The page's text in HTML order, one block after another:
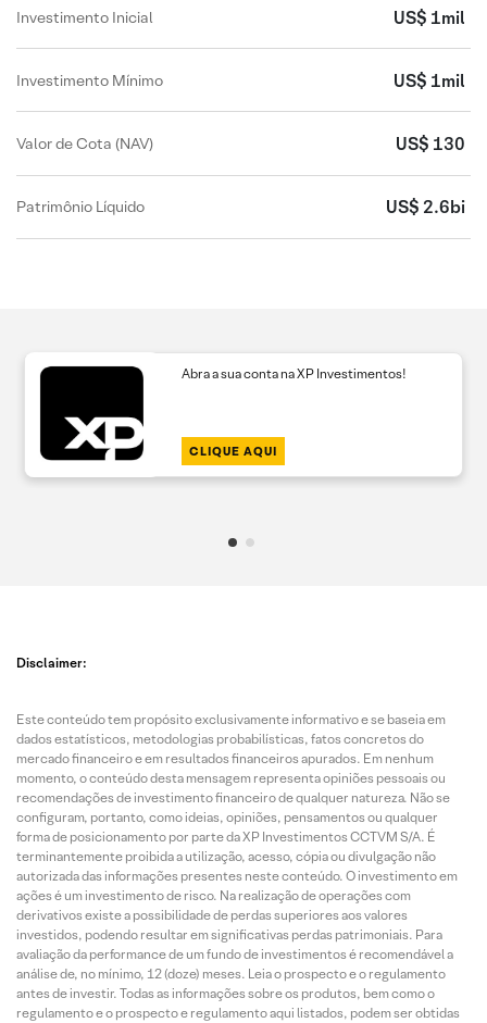
Investimento Inicial US$ 1mil
Investimento Mínimo US$ 1mil
Valor de Cota (NAV) US$ 130
Patrimônio Líquido US$ 2.6bi
Abra a sua conta na XP Investimentos!
CLIQUE AQUI
Disclaimer:
Este conteúdo tem propósito exclusivamente informativo e se baseia em
dados estatísticos, metodologias probabilísticas, fatos concretos do
mercado financeiro e em resultados financeiros apurados. Em nenhum
momento, o conteúdo desta mensagem representa opiniões pessoais ou
recomendações de investimento financeiro de qualquer natureza. Não se
configuram, portanto, como ideias, opiniões, pensamentos ou qualquer
forma de posicionamento por parte da XP Investimentos CCTVM S/A. É
terminantemente proibida a utilização, acesso, cópia ou divulgação não
autorizada das informações presentes neste conteúdo. O investimento em
ações é um investimento de risco. Na realização de operações com
derivativos existe a possibilidade de perdas superiores aos valores
investidos, podendo resultar em significativas perdas patrimoniais. Para
avaliação da performance de um fundo de investimentos é recomendável a
análise de, no mínimo, 12 (doze) meses. Leia o prospecto e o regulamento
antes de investir. Todas as informações sobre os produtos, bem como o
regulamento e o prospecto e regulamento aqui listados, podem ser obtidas